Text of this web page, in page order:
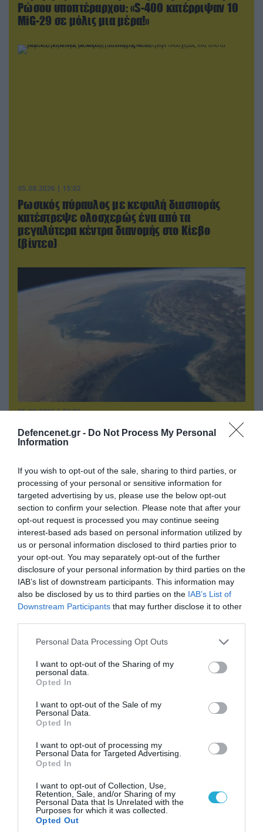
Defencenet.gr - Do Not Process My Personal
Information
If you wish to opt-out of the sale, sharing to third parties, or
processing of your personal or sensitive information for
targeted advertising by us, please use the below opt-out
section to confirm your selection. Please note that after your
opt-out request is processed you may continue seeing
interest-based ads based on personal information utilized by
us or personal information disclosed to third parties prior to
your opt-out. You may separately opt-out of the further
disclosure of your personal information by third parties on the
IAB’s list of downstream participants. This information may
also be disclosed by us to third parties on the IAB’s List of
Downstream Participants that may further disclose it to other
Please note that this website/app uses one or more Google
not limited to your visit or usage behaviour. You may click to
grant or deny consent to Google and its third-party tags to
use your data for below specified purposes in below Google
consent section.
Personal Data Processing Opt Outs
I want to opt-out of the Sharing of my
personal data.
Opted In
I want to opt-out of the Sale of my
Personal Data.
Opted In
I want to opt-out of processing my
Personal Data for Targeted Advertising.
Opted In
I want to opt-out of Collection, Use,
Retention, Sale, and/or Sharing of my
Personal Data that Is Unrelated with the
Purposes for which it was collected.
Opted Out
Ρώσου υποπτέραρχου: «S-400 κατέρριψαν 10
MiG-29 σε μόλις μια μέρα!»
05.08.2026 | 15:02
Ρωσικός πύραυλος με κεφαλή διασποράς
κατέστρεψε ολοσχερώς ένα από τα
μεγαλύτερα κέντρα διανομής στο Κίεβο
(βίντεο)
05.08.2026 | 22:02
Το Ομάν συμφώνησε ότι τα Στενά του Ορμούζ
είναι υπό ιρανική κυριαρχία και επιτεύχθηκε
ΠΟΛΙΤΙΚΗ
04.08.2026 | 15:02
Αυτή την ώρα το τελευταίο «αντίο» στον πρώην
υπουργό Ι.Βαρβιτσιώτη (φωτο)